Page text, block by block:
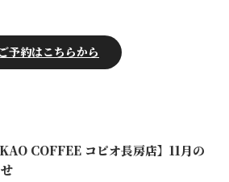
ご予約はこちらから
COFFEE コピオ長房店】11月の